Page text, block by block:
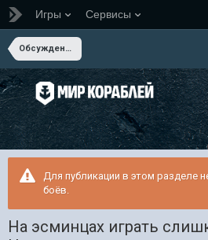
Игры Сервисы
Обсуждение Мира Кораблей
Для публикации в этом разделе
боёв.
На эсминцах играть